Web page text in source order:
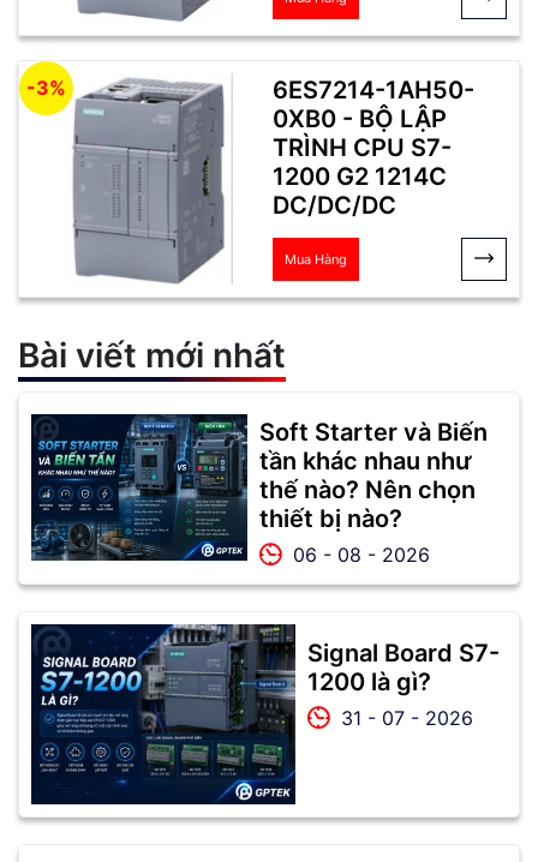
6ES7214-1AH50-
0XB0 - BỘ LẬP
TRÌNH CPU S7-
1200 G2 1214C
DC/DC/DC
-3%
Mua Hàng
Bài viết mới nhất
Soft Starter và Biến
tần khác nhau như
thế nào? Nên chọn
thiết bị nào?
06 - 08 - 2026
Signal Board S7-
1200 là gì?
31 - 07 - 2026